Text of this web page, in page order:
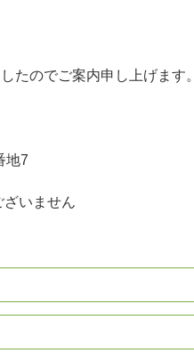
たのでご案内申し上げます。
地7
いません